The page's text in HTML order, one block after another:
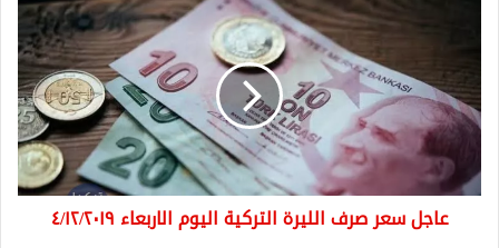
الليرة
التركية
اليوم
الاربعاء
٤/١٢/٢٠١٩
عاجل سعر صرف الليرة التركية اليوم الاربعاء ٤/١٢/٢٠١٩